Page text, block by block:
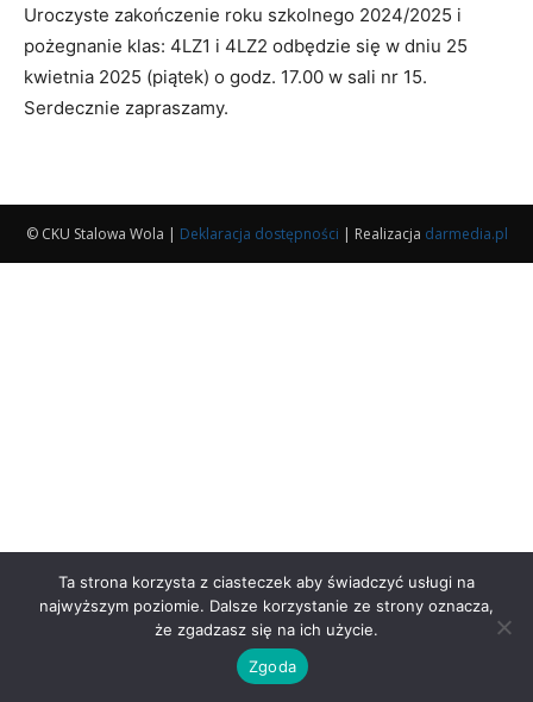
Uroczyste zakończenie roku szkolnego 2024/2025 i
pożegnanie klas: 4LZ1 i 4LZ2 odbędzie się w dniu 25
kwietnia 2025 (piątek) o godz. 17.00 w sali nr 15.
Serdecznie zapraszamy.
© CKU Stalowa Wola | Deklaracja dostępności | Realizacja darmedia.pl
Ta strona korzysta z ciasteczek aby świadczyć usługi na
najwyższym poziomie. Dalsze korzystanie ze strony oznacza,
że zgadzasz się na ich użycie.
Zgoda